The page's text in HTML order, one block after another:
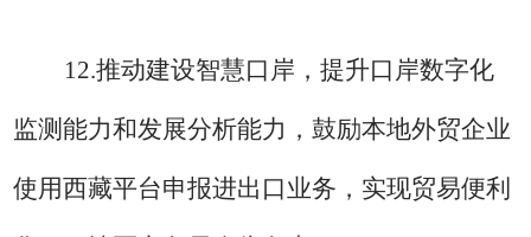
12.推动建设智慧口岸，提升口岸数字化
监测能力和发展分析能力，鼓励本地外贸企业
使用西藏平台申报进出口业务，实现贸易便利